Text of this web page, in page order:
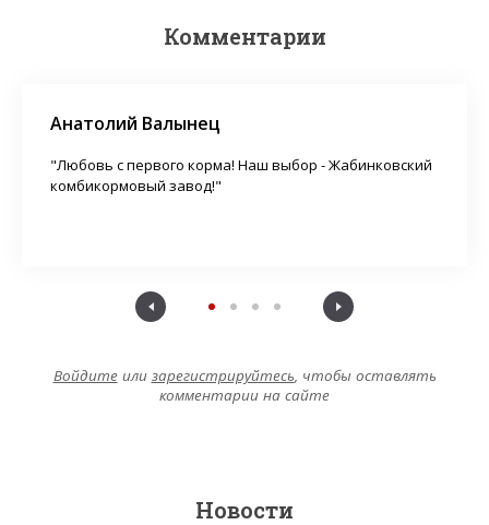
Комментарии
Анатолий Валынец
"Любовь с первого корма! Наш выбор - Жабинковский
комбикормовый завод!"
Войдитеили зарегистрируйтесь, чтобы оставлять
комментарии на сайте
Новости